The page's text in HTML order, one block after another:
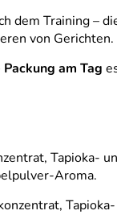
dem Training –
von Gerichten.
Packung am Tag
Tapioka-
Aroma.